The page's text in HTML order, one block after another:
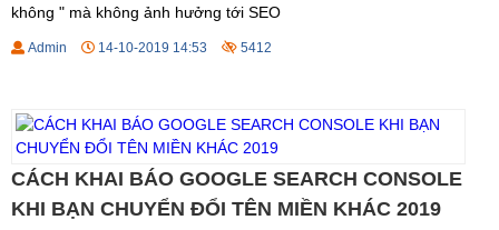
không " mà không ảnh hưởng tới SEO
Admin 14-10-2019 14:53 5412
CÁCH KHAI BÁO GOOGLE SEARCH CONSOLE
KHI BẠN CHUYỂN ĐỔI TÊN MIỀN KHÁC 2019